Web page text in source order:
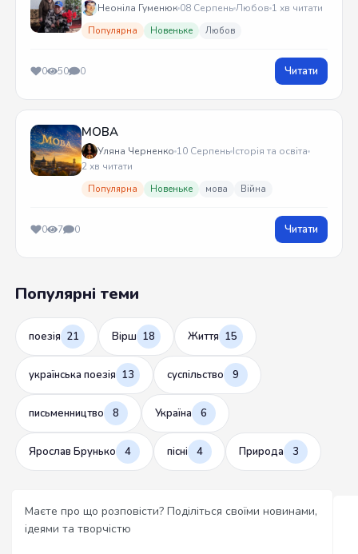
Неоніла Гуменюк 08 СерпеньЛюбов 1 хв читати
Популярна Новеньке Любов
0 50 0 Читати
МОВА
Уляна Черненко 10 Серпень Історія та освіта
2 хв читати
Популярна Новеньке мова Війна
0 7 0 Читати
Популярні теми
поезія 21 Вірш 18 Життя 15
українська поезія 13 суспільство 9
письменництво 8 Україна 6
Ярослав Брунько 4 пісні 4 Природа 3
Маєте про що розповісти? Поділіться своїми новинами,
ідеями та творчістю